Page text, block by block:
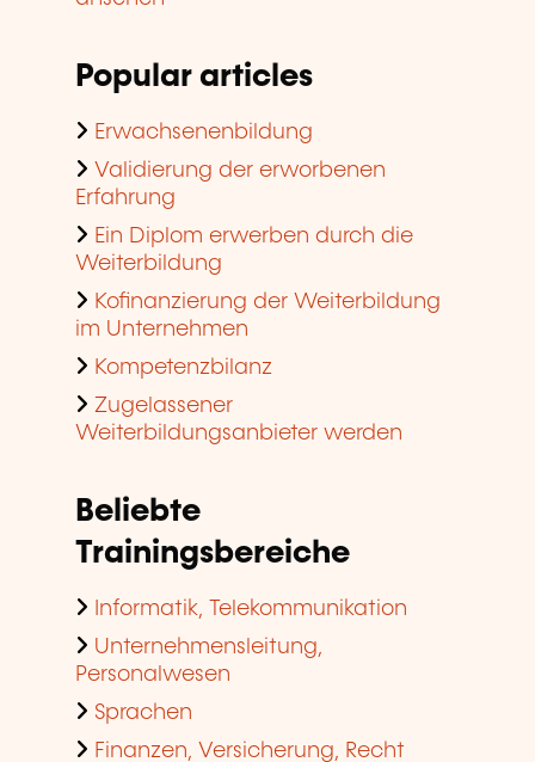
Popular articles
Erwachsenenbildung
Validierung der erworbenen
Erfahrung
Ein Diplom erwerben durch die
Weiterbildung
Kofinanzierung der Weiterbildung
im Unternehmen
Kompetenzbilanz
Zugelassener
Weiterbildungsanbieter werden
Beliebte
Trainingsbereiche
Informatik, Telekommunikation
Unternehmensleitung,
Personalwesen
Sprachen
Finanzen, Versicherung, Recht